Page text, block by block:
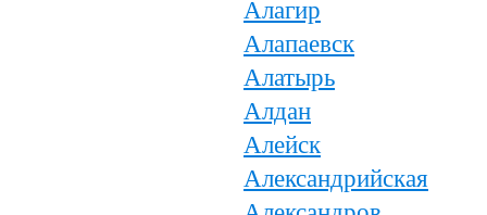
Алагир
Алапаевск
Алатырь
Алдан
Алейск
Александрийская